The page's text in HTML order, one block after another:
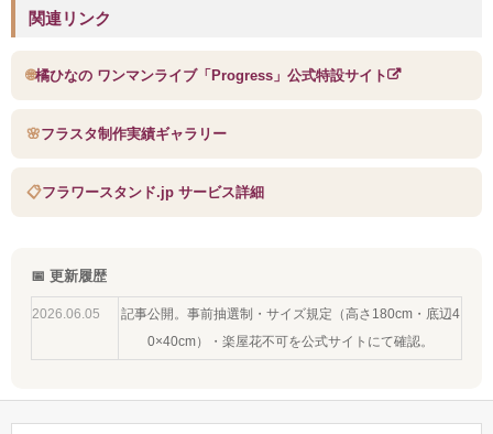
関連リンク
🌐橘ひなの ワンマンライブ「Progress」公式特設サイト
🌸フラスタ制作実績ギャラリー
📋フラワースタンド.jp サービス詳細
📅 更新履歴
2026.06.05
記事公開。事前抽選制・サイズ規定（高さ180cm・底辺4
0×40cm）・楽屋花不可を公式サイトにて確認。